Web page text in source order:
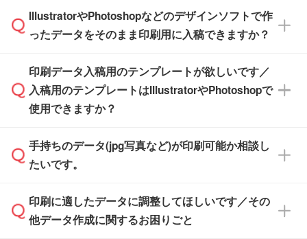
品が決まりましたらお早めのご発注をお願いい
たします。
※土日祝日を除く営業日換算です。
※沖縄・離島は追加日数がかかります。
※化粧箱から白箱への入れ替えや、オリジナル
箱の作成は原則承っておりません。
無料の「デザインシミュレーター」を使えば、
PCやスマホから簡単にデザインを作成できま
ザインソフトがなくても安心です。
また、「データ作成サービス
せいただければ、弊社にて無料でデザインデー
タを1点作成いたします。
IllustratorやPhotoshopなどのデザインソフトで作
ったデータをそのまま印刷用に入稿できますか？
IllustratorやPhotoshop、CLIP STUDIOなどのデ
ザインソフトでこだわりのデザインを作成した
い方は、完全データ入稿
積・ご注文フォームにアップロードしてご入稿
ください。
ご入稿後は経験豊富なスタッフがデータに不備
がないかチェックし、お客様と確認してから印
刷に進みますので、ご安心ください。
印刷データ入稿用のテンプレートが欲しいです／
入稿用のテンプレートはIllustratorやPhotoshopで
使用できますか？
一部商品は入稿用テンプレートのご用意があり
ます。各商品ページの『印刷方法・テンプレー
入稿用のテンプレートはPDF形式ですが、
IllustratorやPhotoshopで開いてご利用いただけ
手持ちのデータ(jpg写真など)が印刷可能か相談し
たいです。
印刷に適したデータ・解像度かどうか、担当ス
タッフが事前に確認いたします。
印刷に適したデータに調整してほしいです／その
他データ作成に関するお困りごと